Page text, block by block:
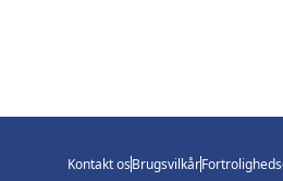
Kontakt osBrugsvilkår